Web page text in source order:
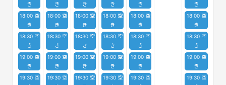
き
18:00 空
き
18:30 空
き
19:00 空
き
19:30 空
き
18:00 空
き
18:30 空
き
19:00 空
き
19:30 空
き
18:00 空
き
18:30 空
き
19:00 空
き
19:30 空
き
18:00 空
き
18:30 空
き
19:00 空
き
19:30 空
き
18:00 空
き
18:30 空
き
19:00 空
き
19:30 空
き
18:00 空
き
18:30 空
き
19:00 空
き
19:30 空